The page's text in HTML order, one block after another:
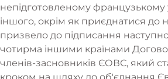
непідготовленому французькому
іншого, окрім як приєднатися до
призвело до підписання
чотирма іншими країнами
членів-засновників ЄОВС, який